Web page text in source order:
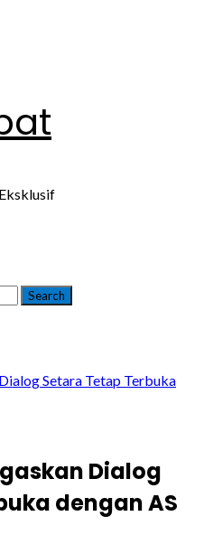
Setara Tetap Terbuka
Dialog
dengan AS